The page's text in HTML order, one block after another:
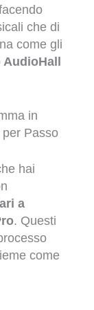
che di
come gli
AudioHall
in
Passo
hai
a
. Questi
come